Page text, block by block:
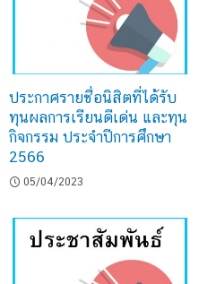
ประกาศรายชื่อนิสิตที่ได้รับ
ทุนผลการเรียนดีเด่น และทุน
กิจกรรม ประจำปีการศึกษา
2566
05/04/2023